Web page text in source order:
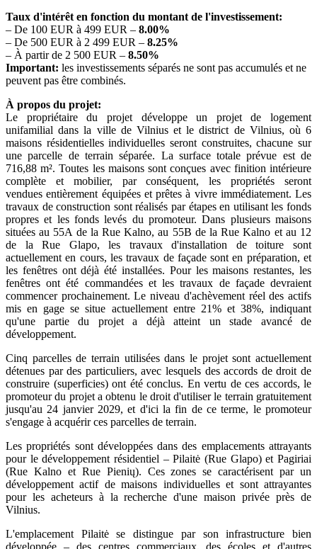
Taux d'intérêt en fonction du montant de l'investissement:
– De 100 EUR à 499 EUR – 8.00%
– De 500 EUR à 2 499 EUR – 8.25%
– À partir de 2 500 EUR – 8.50%
Important: les investissements séparés ne sont pas accumulés et ne
peuvent pas être combinés.
À propos du projet:
Le propriétaire du projet développe un projet de logement
unifamilial dans la ville de Vilnius et le district de Vilnius, où 6
maisons résidentielles individuelles seront construites, chacune sur
une parcelle de terrain séparée. La surface totale prévue est de
716,88 m². Toutes les maisons sont conçues avec finition intérieure
complète et mobilier, par conséquent, les propriétés seront
vendues entièrement équipées et prêtes à vivre immédiatement. Les
travaux de construction sont réalisés par étapes en utilisant les fonds
propres et les fonds levés du promoteur. Dans plusieurs maisons
situées au 55A de la Rue Kalno, au 55B de la Rue Kalno et au 12
de la Rue Glapo, les travaux d'installation de toiture sont
actuellement en cours, les travaux de façade sont en préparation, et
les fenêtres ont déjà été installées. Pour les maisons restantes, les
fenêtres ont été commandées et les travaux de façade devraient
commencer prochainement. Le niveau d'achèvement réel des actifs
mis en gage se situe actuellement entre 21% et 38%, indiquant
qu'une partie du projet a déjà atteint un stade avancé de
développement.
Cinq parcelles de terrain utilisées dans le projet sont actuellement
détenues par des particuliers, avec lesquels des accords de droit de
construire (superficies) ont été conclus. En vertu de ces accords, le
promoteur du projet a obtenu le droit d'utiliser le terrain gratuitement
jusqu'au 24 janvier 2029, et d'ici la fin de ce terme, le promoteur
s'engage à acquérir ces parcelles de terrain.
Les propriétés sont développées dans des emplacements attrayants
pour le développement résidentiel – Pilaitė (Rue Glapo) et Pagiriai
(Rue Kalno et Rue Pienių). Ces zones se caractérisent par un
développement actif de maisons individuelles et sont attrayantes
pour les acheteurs à la recherche d'une maison privée près de
Vilnius.
L'emplacement Pilaitė se distingue par son infrastructure bien